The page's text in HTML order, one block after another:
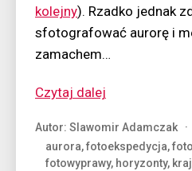
kolejny). Rzadko jednak
sfotografować aurorę i
zamachem…
Czytaj dalej
naraz”
Autor: Slawomir Adamczak
aurora,fotoekspedycja,
fotowyprawy, horyzonty,